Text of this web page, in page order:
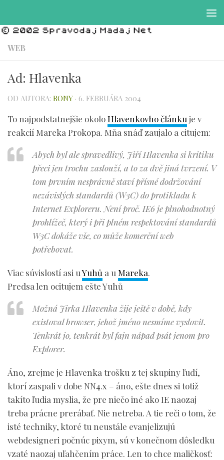
WEB
Ad: Hlavenka
OD AUTORA: RONY · 6. FEBRUÁRA 2004
To najpodstatnejšie okoloHlavenkovho článku je v
reakcií Mareka Prokopa. Mňa snáď zaujalo a citujem:
Abych byl ale spravedlivý, Jiří Hlavenka si kritiku
přeci jen trochu zaslouží, a to za dvě jiná tvrzení. V
tom prvním nesprávně staví přísné dodržování
nezávislých standardů (W3C) do protikladu k
Internet Exploreru. Není proč. IE6 je plnohodnotný
prohlížeč, který i při plném respektování standardů
W3C dokáže vše, co může komerční web
potřebovat.
Viac súvislostí asi uYuhů a u Mareka.
Predsa len ocitujem ešte Yuhů
Možná Jirka Hlavenka žije ještě v době, kdy
existoval browser, jehož jméno nesmíme vyslovit.
Tenkrát jo, tenkrát byl fajn nápad psát jenom pro
Explorer.
Áno, zrejme je Hlavenka trošku z tej skupiny ľudí,
ktorí zaspali v dobe NN4.x – áno, ešte dnes si totiž
takíto ľudia myslia, že pre niečo iné ako IE naozaj
treba prácne prerábať. Nie netreba. A tie reči o tom, že
isté techniky, ktoré tu neustále evanjelizujú
webdesigneri počnúc pixym, sú v konečnom dôsledku
vzaté naozaj uľahčením práce. Len to chce maličkosť: